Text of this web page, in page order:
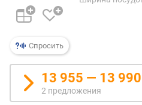
е
в
х
к
д
о
р
Спросить
13 955 — 13 990
2 предложения